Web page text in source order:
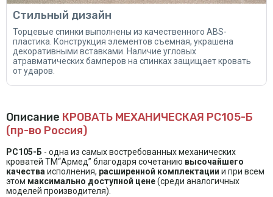
Стильный дизайн
Торцевые спинки выполнены из качественного ABS-
пластика. Конструкция элементов съемная, украшена
декоративными вставками. Наличие угловых
атравматических бамперов на спинках защищает кровать
от ударов.
Описание КРОВАТЬ МЕХАНИЧЕСКАЯ РС105-Б
(пр-во Россия)
РС105-Б - одна из самых востребованных механических
кроватей ТМ“Армед” благодаря сочетанию высочайшего
качестваисполнения, расширенной комплектации и при всем
этом максимально доступной цене(среди аналогичных
моделей производителя).